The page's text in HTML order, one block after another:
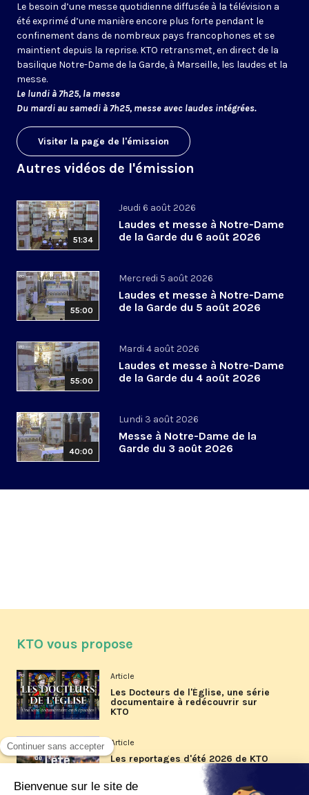
Le besoin d’une messe quotidienne diffusée à la télévision a
été exprimé d’une manière encore plus forte pendant le
confinement dans de nombreux pays francophones et se
maintient depuis la reprise. KTO retransmet, en direct de la
basilique Notre-Dame de la Garde, à Marseille, les laudes et la
messe.
Le lundi à 7h25, la messe
Du mardi au samedi à 7h25, messe avec laudes intégrées.
Visiter la page de l'émission
Autres vidéos de l'émission
51:34
Jeudi 6 août 2026
Laudes et messe à Notre-Dame
de la Garde du 6 août 2026
55:00
Mercredi 5 août 2026
Laudes et messe à Notre-Dame
de la Garde du 5 août 2026
55:00
Mardi 4 août 2026
Laudes et messe à Notre-Dame
de la Garde du 4 août 2026
40:00
Lundi 3 août 2026
Messe à Notre-Dame de la
Garde du 3 août 2026
KTO vous propose
Article
Les Docteurs de l'Église, une série
documentaire à redécouvrir sur
KTO
Article
Les reportages d'été 2026 de KTO